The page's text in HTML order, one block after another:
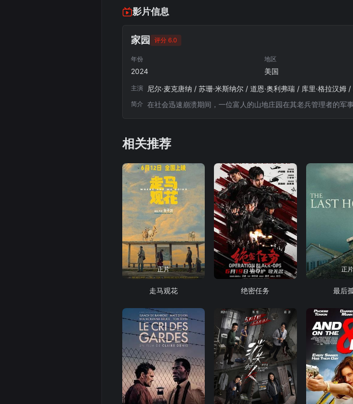
影片信息
家园 评分 6.0
年份
2024
地区
美国
主演 尼尔·麦克唐纳 / 苏珊·米斯纳尔 / 道恩·奥利弗瑞 / 库里·格拉汉姆
简介 在社会迅速崩溃期间，一位富人的山地庄园在其老兵管理者的军
相关推荐
正片
走马观花
正片
绝密任务
正片
最后